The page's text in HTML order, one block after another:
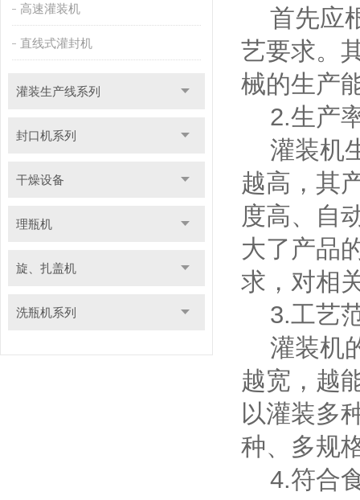
高速灌装机
直线式灌封机
灌装生产线系列
封口机系列
干燥设备
理瓶机
旋、扎盖机
洗瓶机系列
首先应
艺要求。
械的生产
2.生产
灌装机
越高，其
度高、自
大了产品
求，对相
3.工艺
灌装机
越宽，越
以灌装多
种、多规
4.符合